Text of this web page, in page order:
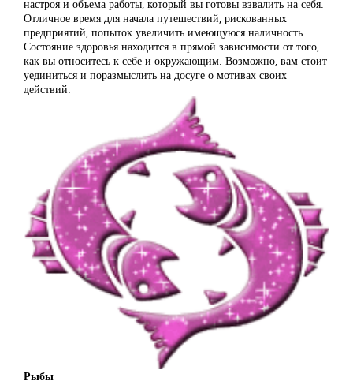
настроя и объема работы, который вы готовы взвалить на себя.
Отличное время для начала путешествий, рискованных
предприятий, попыток увеличить имеющуюся наличность.
Состояние здоровья находится в прямой зависимости от того,
как вы относитесь к себе и окружающим. Возможно, вам стоит
уединиться и поразмыслить на досуге о мотивах своих
действий.
Рыбы